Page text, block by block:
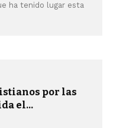
ha tenido lugar esta
por las
el...